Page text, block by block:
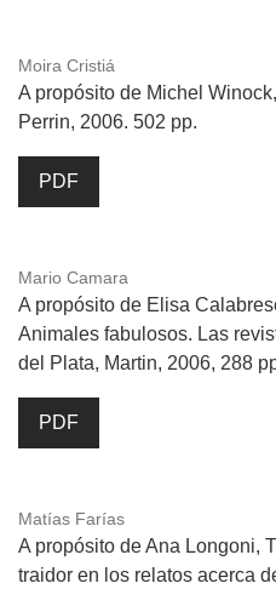
Moira Cristiá
A propósito de Michel
Perrin, 2006. 502 pp.
PDF
Mario Camara
A propósito de Elisa
Animales fabulosos. Las
del Plata, Martin, 2006, 288
PDF
Matías Farías
A propósito de Ana Longoni,
traidor en los relatos acerca